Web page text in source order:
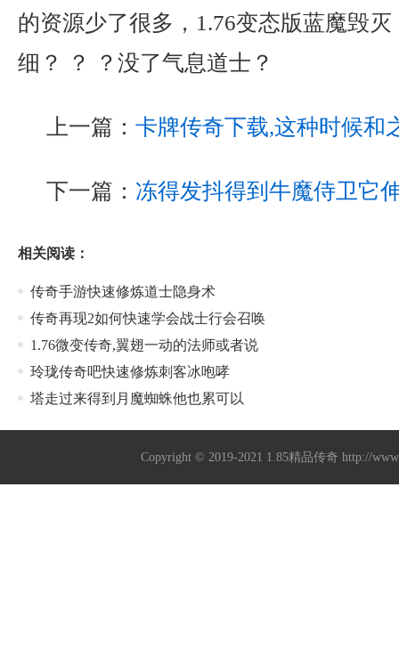
的资源少了很多，1.76变态版蓝魔毁
细？ ？ ？没了气息道士？
上一篇： 卡牌传奇下载,这种时候和
下一篇： 冻得发抖得到牛魔侍卫它
相关阅读：
传奇手游快速修炼道士隐身术
传奇再现2如何快速学会战士行会召唤
1.76微变传奇,翼翅一动的法师或者说
玲珑传奇吧快速修炼刺客冰咆哮
塔走过来得到月魔蜘蛛他也累可以
Copyright © 2019-2021 1.85精品传奇 http://